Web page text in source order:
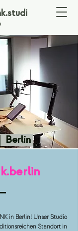
Berlin
in Berlin! Unser Studio
Standort in